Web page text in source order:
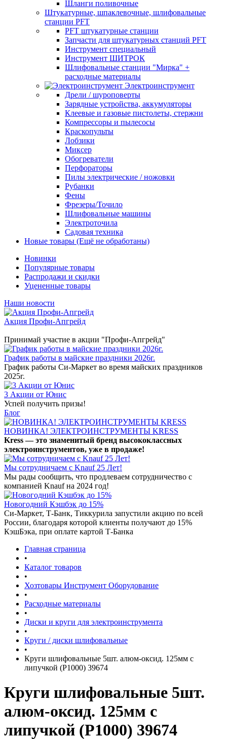
Шланги поливочные
Штукатурные, шпаклевочные, шлифовальные
станции PFT
PFT штукатурные станции
Запчасти для штукатурных станций PFT
Инструмент специальный
Инструмент ШИТРОК
Шлифовальные станции "Мирка" +
расходные материалы
Электроинструмент
Дрели / шуроповерты
Зарядные устройства, аккумуляторы
Клеевые и газовые пистолеты, стержни
Компрессоры и пылесосы
Краскопульты
Лобзики
Миксер
Обогреватели
Перфораторы
Пилы электрические / ножовки
Рубанки
Фены
Фрезеры/Точило
Шлифовальные машины
Электроточила
Садовая техника
Новые товары (Ещё не обработаны)
Новинки
Популярные товары
Распродажи и скидки
Уцененные товары
Наши новости
Акция Профи-Апгрейд
Принимай участие в акции "Профи-Апгрейд"
График работы в майские праздники 2026г.
График работы Си-Маркет во время майских праздников
2025г.
3 Акции от Юнис
Успей получить призы!
Блог
НОВИНКА! ЭЛЕКТРОИНСТРУМЕНТЫ KRESS
Kress — это знаменитый бренд высококлассных
электроинструментов, уже в продаже!
Мы сотрудничаем с Knauf 25 Лет!
Мы рады сообщить, что продлеваем сотрудничество с
компанией Knauf на 2024 год!
Новогодний Кэшбэк до 15%
Си-Маркет, Т-Банк, Тиккурила запустили акцию по всей
России, благодаря которой клиенты получают до 15%
КэшБэка, при оплате картой Т-Банка
Главная страница
•
Каталог товаров
•
Хозтовары Инструмент Оборудование
•
Расходные материалы
•
Диски и круги для электроинструмента
•
Круги / диски шлифовальные
•
Круги шлифовальные 5шт. алюм-оксид. 125мм с
липучкой (Р1000) 39674
Круги шлифовальные 5шт.
алюм-оксид. 125мм с
липучкой (Р1000) 39674